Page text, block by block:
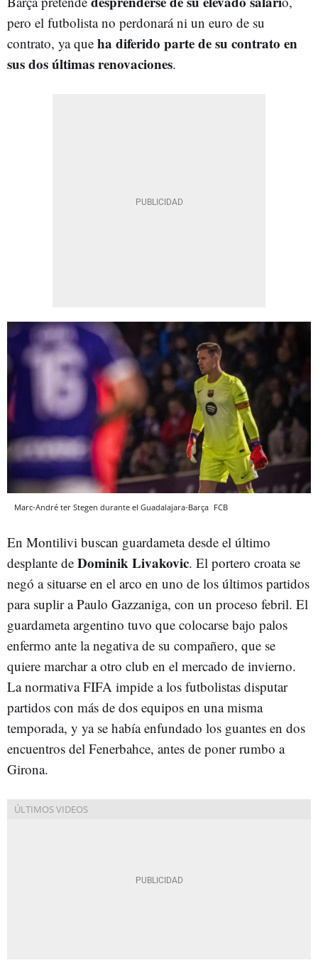
pero el futbolista no perdonará ni un euro de su
contrato, ya que ha diferido parte de su contrato en
sus dos últimas renovaciones.
Marc-André ter Stegen durante el Guadalajara-Barça FCB
En Montilivi buscan guardameta desde el último
desplante de Dominik Livakovic. El portero croata se
negó a situarse en el arco en uno de los últimos partidos
para suplir a Paulo Gazzaniga, con un proceso febril. El
guardameta argentino tuvo que colocarse bajo palos
enfermo ante la negativa de su compañero, que se
quiere marchar a otro club en el mercado de invierno.
La normativa FIFA impide a los futbolistas disputar
partidos con más de dos equipos en una misma
temporada, y ya se había enfundado los guantes en dos
encuentros del Fenerbahce, antes de poner rumbo a
Girona.